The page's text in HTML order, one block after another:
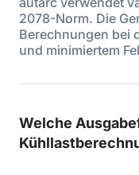
2078-Norm. Die
Berechnungen bei
und minimiertem
Welche